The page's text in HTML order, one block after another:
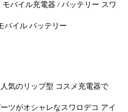
バイル充電器 / バッテリー スワ
バイル バッテリー
気のリップ型 コスメ充電器で
ツがオシャレなスワロデコ アイ